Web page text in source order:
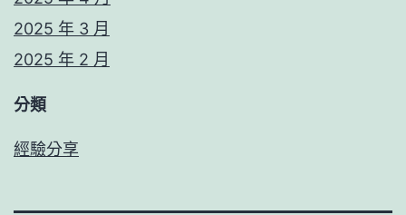
2025 年 3 月
2025 年 2 月
分類
經驗分享